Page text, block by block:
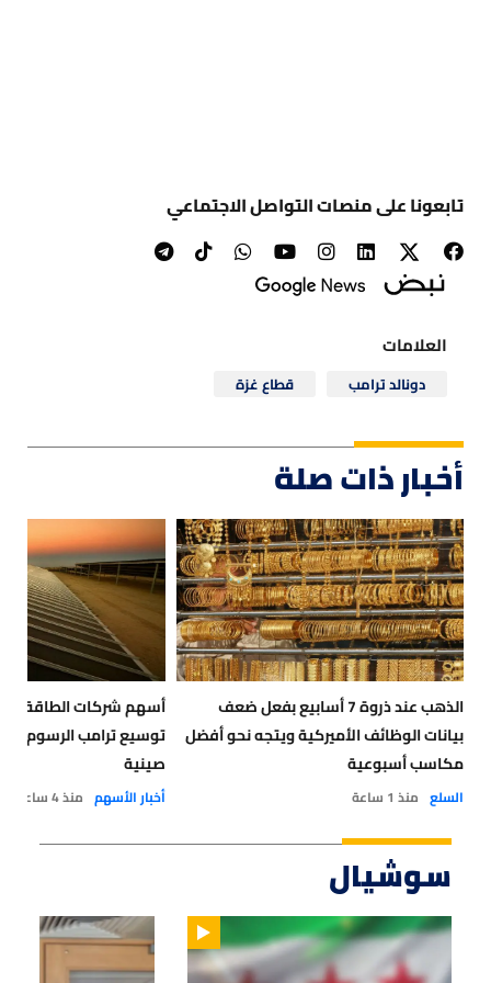
تابعونا على منصات التواصل الاجتماعي
العلامات
دونالد ترامب قطاع غزة
أخبار ذات صلة
الذهب عند ذروة 7 أسابيع بفعل ضعف
بيانات الوظائف الأميركية ويتجه نحو أفضل
مكاسب أسبوعية
السلع منذ 1 ساعة
أسهم شركات الطاقة
توسيع ترامب الرسوم
صينية
أخبار الأسهم منذ 4 ساعات
سوشيال